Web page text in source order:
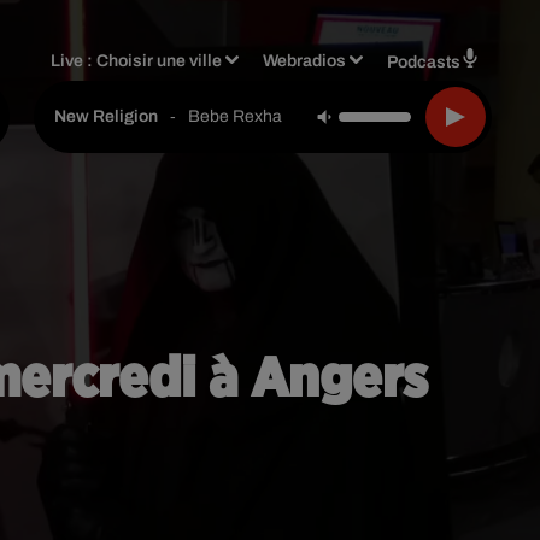
Live :Choisir une ville Webradios Podcasts
New Religion - Bebe Rexha
à Angers